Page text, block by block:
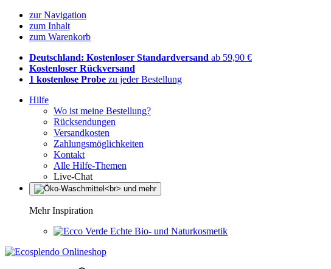
zur Navigation
zum Inhalt
zum Warenkorb
Deutschland: Kostenloser Standardversand ab 59,90 €
Kostenloser Rückversand
1 kostenlose Probe zu jeder Bestellung
Hilfe
Wo ist meine Bestellung?
Rücksendungen
Versandkosten
Zahlungsmöglichkeiten
Kontakt
Alle Hilfe-Themen
Live-Chat
Mehr Inspiration
Echte Bio- und Naturkosmetik